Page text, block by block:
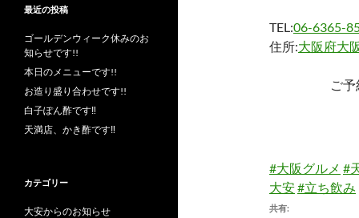
TEL:06-6365-
住所:大阪府大
ご
#大阪グルメ #
大安#立ち飲み
共有:
最近の投稿
ゴールデンウィーク休みのお
知らせです!!
本日のメニューです!!
お造り盛り合わせです!!
白子ぽん酢です‼︎
天満店、かき酢です‼︎
カテゴリー
大安からのお知らせ